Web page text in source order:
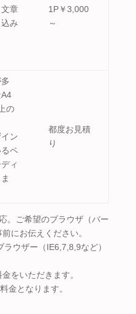
章
み
1P￥3,000
～
の
ン
ペ
ィ
都度お見積
り
。ご希望のブラウザ（バー
にお伝えください。
ウザー（IE6,7,8,9など）
をいただきます。
金となります。